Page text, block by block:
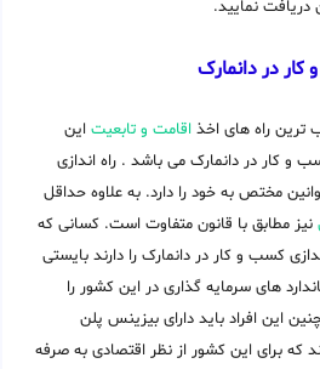
دریافت نمایید.
در دانمارک
ترین راه های اخذ اقامت و تابعیت این
و کار در دانمارک می باشد . راه اندازی
مختص به خود را دارد. به علاوه حداقل
نیز مطابق با قانون متفاوت است. کسانی که
کسب و کار در دانمارک را دارند بایستی
های سرمایه گذاری در این کشور را
این افراد باید دارای بیزینس پلن
که برای این کشور از نظر اقتصادی به صرفه